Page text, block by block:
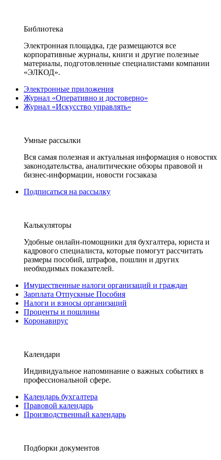
Библиотека
Электронная площадка, где размещаются все
корпоративные журналы, книги и другие полезные
материалы, подготовленные специалистами компании
«ЭЛКОД».
Электронные приложения
Журнал «Оперативно и достоверно»
Журнал «Искусство управлять»
Умные рассылки
Вся самая полезная и актуальная информация о новостях
законодательства, аналитические обзоры правовой и
бизнес-информации, новости госзаказа
Подписаться на рассылку
Калькуляторы
Удобные онлайн-помощники для бухгалтера, юриста и
кадрового специалиста, которые помогут рассчитать
размеры пособий, штрафов, пошлин и других
необходимых показателей.
Имущественные налоги организаций и граждан
Зарплата Отпускные Пособия
Налоги и взносы организаций
Проценты и пошлины
Коронавирус
Календари
Индивидуальное напоминание о важных событиях в
профессиональной сфере.
Календарь бухгалтера
Правовой календарь
Производственный календарь
Подборки документов